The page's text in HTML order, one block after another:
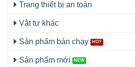
Trang thiết bị an toàn
Vật tư khác
Sản phẩm bán chạy
Sản phẩm mới